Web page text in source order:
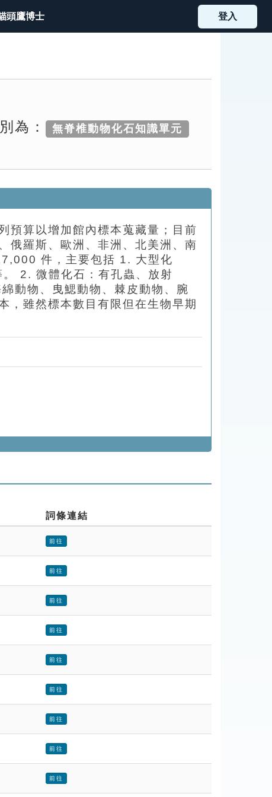
頭鷹博士 登入
為： 無脊椎動物化石知識單元
預算以增加館內標本蒐藏量；目前
俄羅斯、歐洲、非洲、北美洲、南
件，主要包括 1. 大型化
2. 微體化石：有孔蟲、放射
動物、曳鰓動物、棘皮動物、腕
，雖然標本數目有限但在生物早期
詞條連結
前往
前往
前往
前往
前往
前往
前往
前往
前往